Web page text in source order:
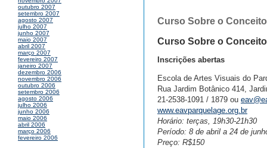
outubro 2007
setembro 2007
agosto 2007
julho 2007
junho 2007
maio 2007
abril 2007
março 2007
fevereiro 2007
janeiro 2007
dezembro 2006
novembro 2006
outubro 2006
setembro 2006
agosto 2006
julho 2006
junho 2006
maio 2006
abril 2006
março 2006
fevereiro 2006
Curso Sobre o
Curso Sobre o
Inscrições abertas
Escola de Artes Visuais do
Rua Jardim Botânico 414,
21-2538-1091 / 1879 ou
www.eavparquelage.org.br
Horário: terças, 19h30-21h30
Período: 8 de abril a 24 de
Preço: R$150